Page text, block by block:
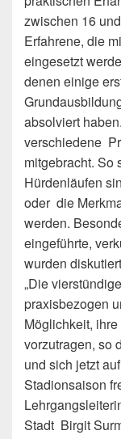
zwischen 16
Erfahrene, die
eingesetzt
denen einige
absolviert
verschiedene
mitgebracht. So
Hürdenläufen
oder die
werden.
eingeführte,
wurden
„Die
praxisbezogen
Möglichkeit,
vorzutragen, so
und sich jetzt
Stadionsaison
Stadt Birgit